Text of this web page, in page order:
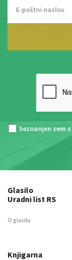
Seznanjen sem s
Glasilo
Uradni list RS
O glasilu
Knjigarna